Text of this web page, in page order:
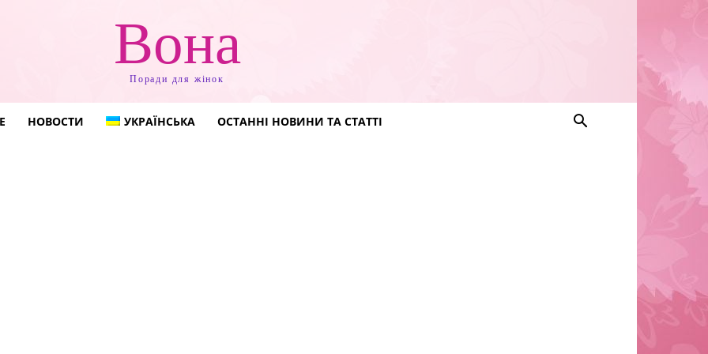
Вона
Поради для жінок
НОВОСТИ УКРАЇНСЬКА ОСТАННІ НОВИНИ ТА СТАТТІ